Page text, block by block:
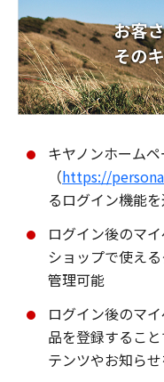
キヤノンホーム
（https://
るログイン機能
ログイン後のマ
ショップで使え
管理可能
ログイン後のマ
品を登録するこ
テンツやお知ら